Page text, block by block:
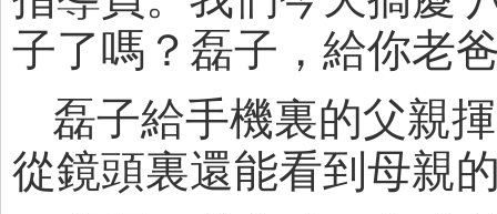
子了嗎？磊子，給你老
磊子給手機裏的父親
從鏡頭裏還能看到母親